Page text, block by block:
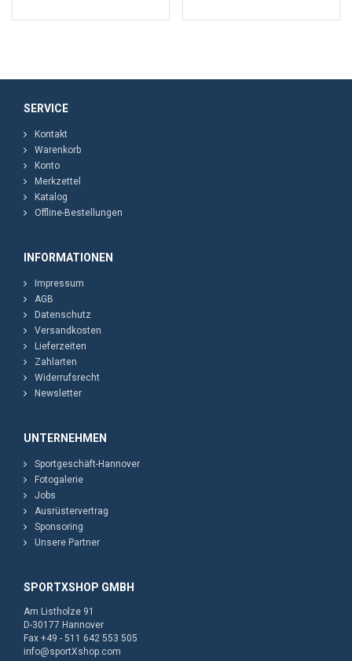
SERVICE
Kontakt
Warenkorb
Konto
Merkzettel
Katalog
Offline-Bestellungen
INFORMATIONEN
Impressum
AGB
Datenschutz
Versandkosten
Lieferzeiten
Zahlarten
Widerrufsrecht
Newsletter
UNTERNEHMEN
Sportgeschäft-Hannover
Fotogalerie
Jobs
Ausrüstervertrag
Sponsoring
Unsere Partner
SPORTXSHOP GMBH
Am Listholze 91
D-30177 Hannover
Fax +49 - 511 642 553 505
info@sportXshop.com